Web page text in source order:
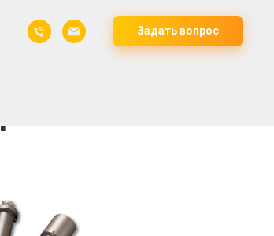
Задать вопрос